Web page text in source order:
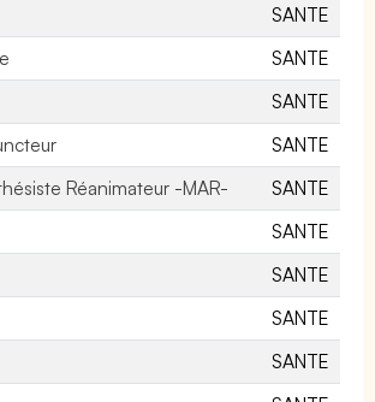
SANTE
SANTE
SANTE
SANTE
Réanimateur -MAR-
SANTE
SANTE
SANTE
SANTE
SANTE